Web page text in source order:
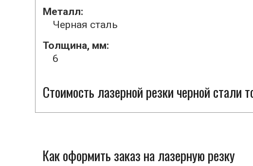
Металл:
Черная сталь
Толщина, мм:
6
Стоимость лазерной резки черной
Как оформить заказ на лазерную резку